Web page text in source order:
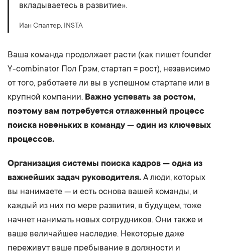
вкладываетесь в развитие».
Иан Спалтер, INSTA
Ваша команда продолжает расти (как пишет founder
Y-combinator Пол Грэм, стартап = рост), независимо
от того, работаете ли вы в успешном стартапе или в
крупной компании. Важно успевать за ростом,
поэтому вам потребуется отлаженный процесс
поиска новеньких в команду — один из ключевых
процессов.
Организация системы поиска кадров — одна из
важнейших задач руководителя. А люди, которых
вы нанимаете — и есть основа вашей команды, и
каждый из них по мере развития, в будущем, тоже
начнет нанимать новых сотрудников. Они также и
ваше величайшее наследие. Некоторые даже
переживут ваше пребывание в должности и